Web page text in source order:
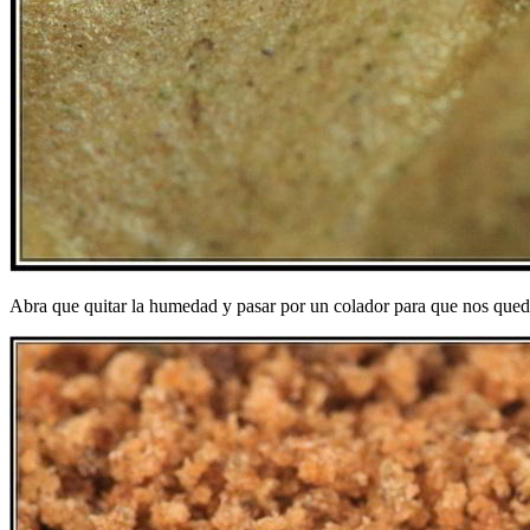
Abra que quitar la humedad y pasar por un colador para que nos